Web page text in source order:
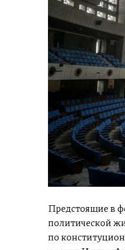
Предстоящие в
политической
по